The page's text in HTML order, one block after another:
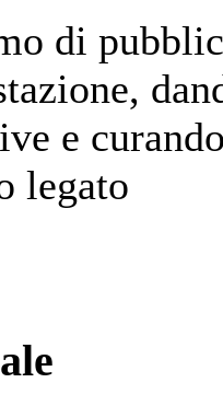
di
e
legato